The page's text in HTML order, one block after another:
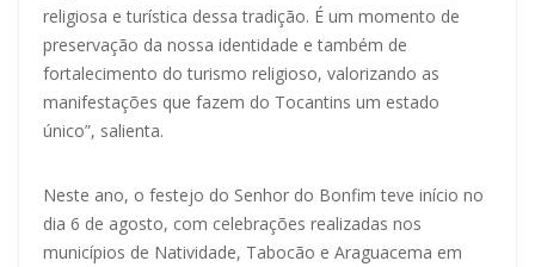
religiosa e turística dessa tradição. É um momento de
preservação da nossa identidade e também de
fortalecimento do turismo religioso, valorizando as
manifestações que fazem do Tocantins um estado
único”, salienta.
Neste ano, o festejo do Senhor do Bonfim teve início no
dia 6 de agosto, com celebrações realizadas nos
municípios de Natividade, Tabocão e Araguacema em